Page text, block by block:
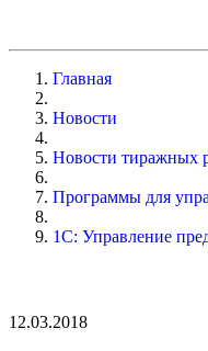
Главная
Новости
Новости тиражных
Программы для
1С: Управление
12.03.2018